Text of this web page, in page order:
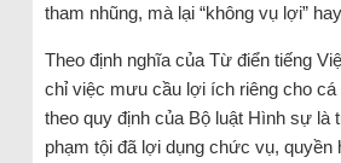
tham nhũng, mà lại “không vụ lợi”
Theo định nghĩa của Từ điển tiếng
chỉ việc mưu cầu lợi ích riêng cho cá
theo quy định của Bộ luật Hình sự
phạm tội đã lợi dụng chức vụ, quyền